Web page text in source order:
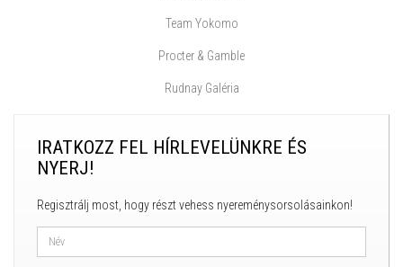
Team Yokomo
Procter & Gamble
Rudnay Galéria
IRATKOZZ FEL HÍRLEVELÜNKRE ÉS
NYERJ!
Regisztrálj most, hogy részt vehess nyereménysorsolásainkon!